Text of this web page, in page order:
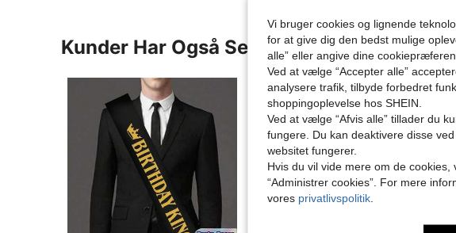
Kunder Har Også Set
Vi bruger cookies og lignende
for at give dig den bedst mulige
alle” eller angive dine
Ved at vælge “Accepter alle”
analysere trafik, tilbyde forbedret
shoppingoplevelse hos SHEIN.
Ved at vælge “Afvis alle” tillader du
fungere. Du kan deaktivere disse
websitet fungerer.
Hvis du vil vide mere om de
“Administrer cookies”. For mere
vores privatlivspolitik